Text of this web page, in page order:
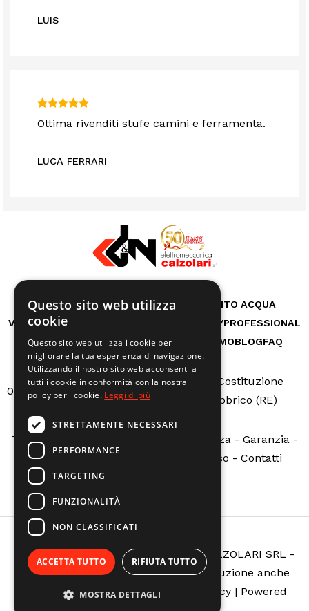
LUIS
Ottima rivenditi stufe camini e ferramenta.
LUCA FERRARI
RICAMBI CASA AUTO E BICITRATTAMENTO ACQUA
VITA ALL'APERTO
HOBBYPROFESSIONAL
MACCHINE A NOLEGGIOSERVIZI CHI SIAMOBLOGFAQ
0522665507 info@calzolarire.it
Via Della Costituzione
N.162 - Fabbrico (RE)
Termini e condizioni Servizio assistenza- Garanzia-
Sovvenzioni pubbliche
Richiedi reso - Contatti
Copyright © ELETTROMECCANICA CALZOLARI SRL -
All rights reserved. È vietata la riproduzione anche
parziale - Privacy policy- Cookie policy| Powered
Questo sito web utilizza
cookie
Questo sito web utilizza i cookie per
migliorare la tua esperienza di navigazione.
Utilizzando il nostro sito web acconsenti a
tutti i cookie in conformità con la nostra
policy per i cookie. Leggi di più
STRETTAMENTE NECESSARI
PERFORMANCE
TARGETING
FUNZIONALITÀ
NON CLASSIFICATI
ACCETTA TUTTO RIFIUTA TUTTO
MOSTRA DETTAGLI